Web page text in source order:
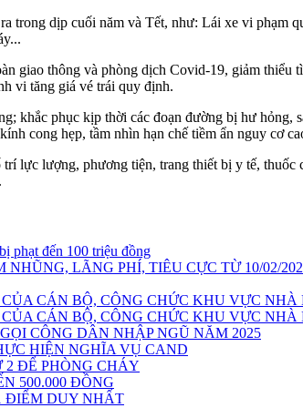
trong dịp cuối năm và Tết, như: Lái xe vi phạm
thông và phòng dịch Covid-19, giảm thiểu
vi tăng giá vé trái quy định.
phục kịp thời các đoạn đường bị hư hỏng,
cong hẹp, tầm nhìn hạn chế tiềm ẩn nguy cơ
lượng, phương tiện, trang thiết bị y tế, thuốc
phạt đến 100 triệu đồng
LÃNG PHÍ, TIÊU CỰC TỪ 10/02/
CÁN BỘ, CÔNG CHỨC KHU VỰC NHÀ
CÁN BỘ, CÔNG CHỨC KHU VỰC NHÀ
CÔNG DÂN NHẬP NGŨ NĂM 2025
HIỆN NGHĨA VỤ CAND
2 ĐỂ PHÒNG CHÁY
500.000 ĐỒNG
ĐIỂM DUY NHẤT